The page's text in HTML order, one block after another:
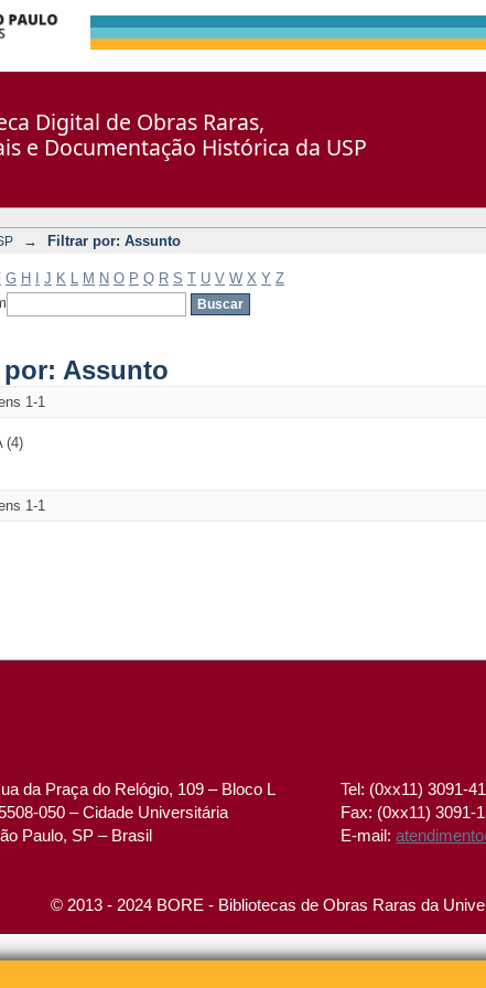
Digital de Obras Raras,
e Documentação Histórica da USP
→ Filtrar por: Assunto
G H J K M N O P Q R S T U V W X Y Z
Assunto
1-1
(4)
1-1
da Praça do Relógio, 109 – Bloco L
050 – Cidade Universitária
Paulo, SP – Brasil
Tel: (0xx11) 3091-
Fax: (0xx11) 3091-
E-mail:
© 2013 - 2024 BORE - Bibliotecas de Obras Raras da